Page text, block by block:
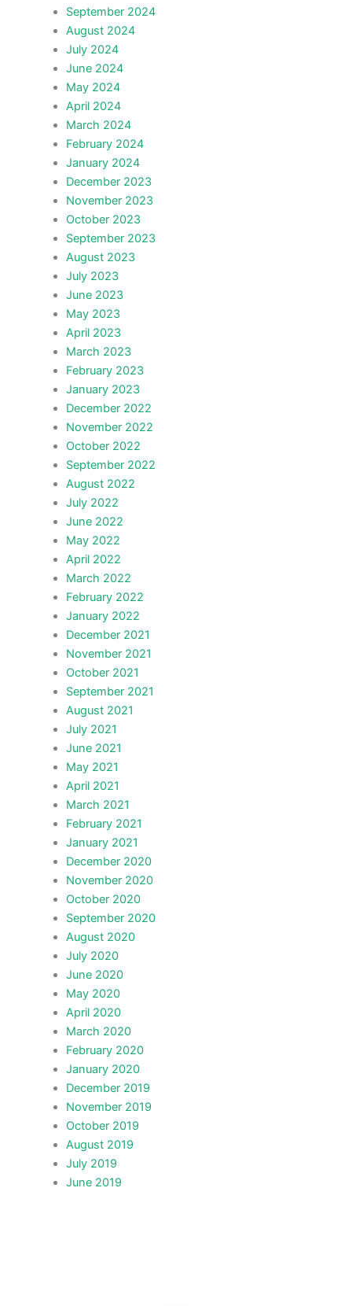
September 2024
August 2024
July 2024
June 2024
May 2024
April 2024
March 2024
February 2024
January 2024
December 2023
November 2023
October 2023
September 2023
August 2023
July 2023
June 2023
May 2023
April 2023
March 2023
February 2023
January 2023
December 2022
November 2022
October 2022
September 2022
August 2022
July 2022
June 2022
May 2022
April 2022
March 2022
February 2022
January 2022
December 2021
November 2021
October 2021
September 2021
August 2021
July 2021
June 2021
May 2021
April 2021
March 2021
February 2021
January 2021
December 2020
November 2020
October 2020
September 2020
August 2020
July 2020
June 2020
May 2020
April 2020
March 2020
February 2020
January 2020
December 2019
November 2019
October 2019
August 2019
July 2019
June 2019